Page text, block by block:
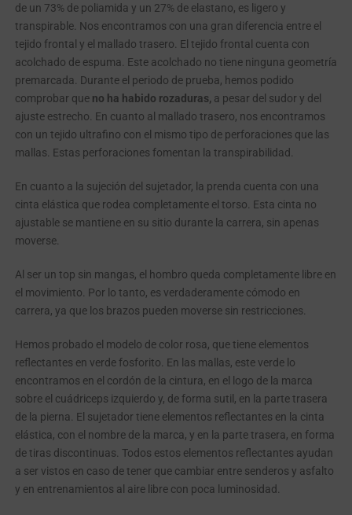
de un 73% de poliamida y un 27% de elastano, es ligero y
transpirable. Nos encontramos con una gran diferencia entre el
tejido frontal y el mallado trasero. El tejido frontal cuenta con
acolchado de espuma. Este acolchado no tiene ninguna geometría
premarcada. Durante el periodo de prueba, hemos podido
comprobar que no ha habido rozaduras,a pesar del sudor y del
ajuste estrecho. En cuanto al mallado trasero, nos encontramos
con un tejido ultrafino con el mismo tipo de perforaciones que las
mallas. Estas perforaciones fomentan la transpirabilidad.
En cuanto a la sujeción del sujetador, la prenda cuenta con una
cinta elástica que rodea completamente el torso. Esta cinta no
ajustable se mantiene en su sitio durante la carrera, sin apenas
moverse.
Al ser un top sin mangas, el hombro queda completamente libre en
el movimiento. Por lo tanto, es verdaderamente cómodo en
carrera, ya que los brazos pueden moverse sin restricciones.
Hemos probado el modelo de color rosa, que tiene elementos
reflectantes en verde fosforito. En las mallas, este verde lo
encontramos en el cordón de la cintura, en el logo de la marca
sobre el cuádriceps izquierdo y, de forma sutil, en la parte trasera
de la pierna. El sujetador tiene elementos reflectantes en la cinta
elástica, con el nombre de la marca, y en la parte trasera, en forma
de tiras discontinuas. Todos estos elementos reflectantes ayudan
a ser vistos en caso de tener que cambiar entre senderos y asfalto
y en entrenamientos al aire libre con poca luminosidad.